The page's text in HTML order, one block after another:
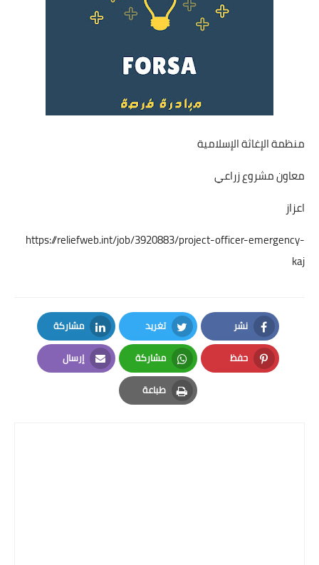
فرص عمل في السودان
منظمة الإغاثة الإسلامية
معاون مشروع زراعي
اعزاز
https://reliefweb.int/job/3920883/project-officer-emergency-
kaj
نشر
Facebook
تغريد
Twitter
مشاركة
LinkedIn
حفظ
Pinterest
مشاركة
Whatsapp
إرسال
Email
طباعة
Print